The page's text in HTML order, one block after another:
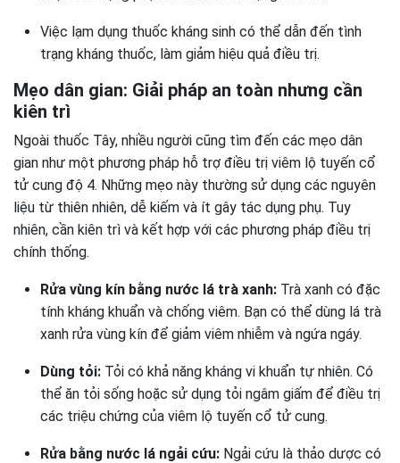
Việc lạm dụng thuốc kháng sinh có thể dẫn đến tình
trạng kháng thuốc, làm giảm hiệu quả điều trị.
Mẹo dân gian: Giải pháp an toàn nhưng cần
kiên trì
Ngoài thuốc Tây, nhiều người cũng tìm đến các mẹo dân
gian như một phương pháp hỗ trợ điều trị viêm lộ tuyến cổ
tử cung độ 4. Những mẹo này thường sử dụng các nguyên
liệu từ thiên nhiên, dễ kiếm và ít gây tác dụng phụ. Tuy
nhiên, cần kiên trì và kết hợp với các phương pháp điều trị
chính thống.
Rửa vùng kín bằng nước lá trà xanh: Trà xanh có đặc
tính kháng khuẩn và chống viêm. Bạn có thể dùng lá trà
xanh rửa vùng kín để giảm viêm nhiễm và ngứa ngáy.
Dùng tỏi: Tỏi có khả năng kháng vi khuẩn tự nhiên. Có
thể ăn tỏi sống hoặc sử dụng tỏi ngâm giấm để điều trị
các triệu chứng của viêm lộ tuyến cổ tử cung.
Rửa bằng nước lá ngải cứu: Ngải cứu là thảo dược có